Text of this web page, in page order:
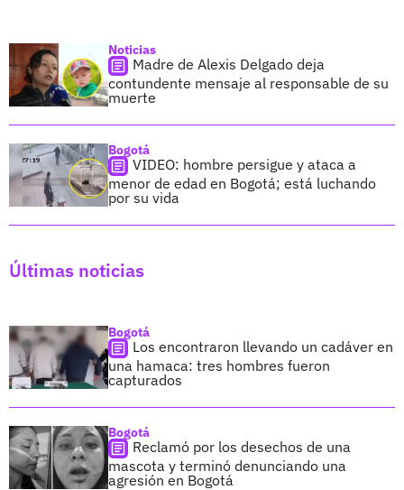
Noticias
Madre de Alexis Delgado deja
contundente mensaje al responsable de su
muerte
Bogotá
VIDEO: hombre persigue y ataca a
menor de edad en Bogotá; está luchando
por su vida
Últimas noticias
Bogotá
Los encontraron llevando un cadáver en
una hamaca: tres hombres fueron
capturados
Bogotá
Reclamó por los desechos de una
mascota y terminó denunciando una
agresión en Bogotá